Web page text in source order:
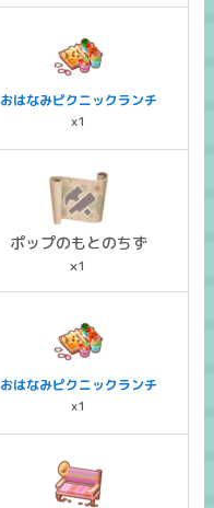
おはなみピクニックランチ
x1
ポップのもとのちず
×1
おはなみピクニックランチ
x1